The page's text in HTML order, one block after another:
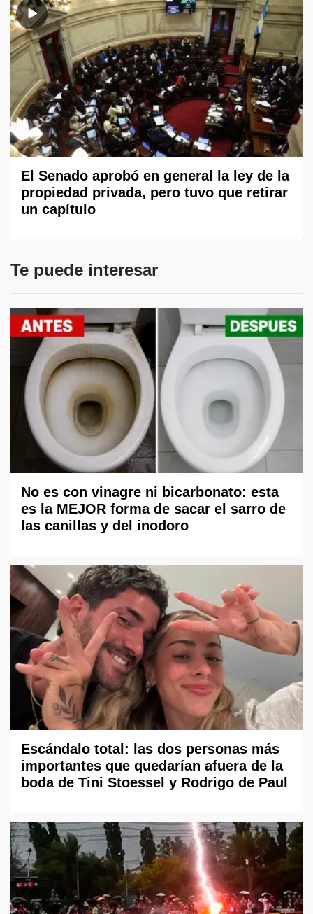
El Senado aprobó en general la ley de la
propiedad privada, pero tuvo que retirar
un capítulo
Te puede interesar
No es con vinagre ni bicarbonato: esta
es la MEJOR forma de sacar el sarro de
las canillas y del inodoro
Escándalo total: las dos personas más
importantes que quedarían afuera de la
boda de Tini Stoessel y Rodrigo de Paul